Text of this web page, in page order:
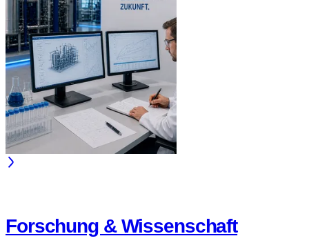
Forschung & Wissenschaft